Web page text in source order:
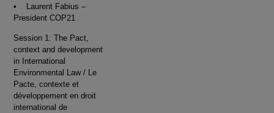
• Laurent Fabius –
President COP21
Session 1: The Pact,
context and development
in International
Environmental Law / Le
Pacte, contexte et
développement en droit
international de